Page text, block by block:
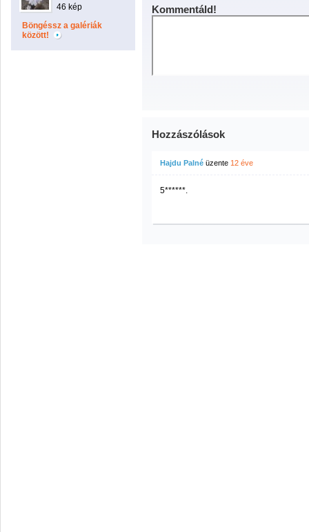
46 kép
Böngéssz a galériák
között!
Kommentáld!
Hozzászólások
Hajdu Palné üzente 12 éve
5******.